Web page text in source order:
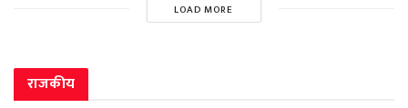
LOAD MORE
राजकीय